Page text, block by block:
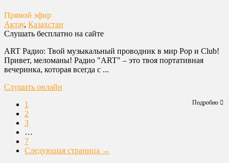
Прямой эфир
Актау, Казахстан
Слушать бесплатно на сайте
ART Радио: Твой музыкальный проводник в мир Pop и Club!
Привет, меломаны! Радио "ART" – это твоя портативная
вечеринка, которая всегда с ...
Слушать онлайн
Подробно
1
2
3
…
7
Следующая страница →